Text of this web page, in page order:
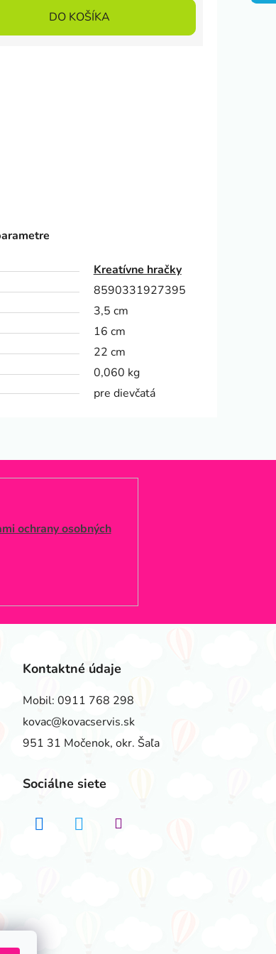
DO KOŠÍKA
Kreatívne hračky
8590331927395
3,5 cm
16 cm
22 cm
0,060 kg
pre dievčatá
ochrany osobných
Kontaktné údaje
Mobil: 0911 768 298
kovac@kovacservis.sk
951 31 Močenok, okr. Šaľa
Sociálne siete